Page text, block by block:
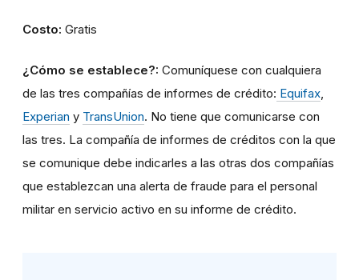
Costo: Gratis
¿Cómo se establece?: Comuníquese con cualquiera
de las tres compañías de informes de crédito: Equifax
Experian y TransUnion. No tiene que comunicarse con
las tres. La compañía de informes de créditos con la que
se comunique debe indicarles a las otras dos compañías
que establezcan una alerta de fraude para el personal
militar en servicio activo en su informe de crédito.